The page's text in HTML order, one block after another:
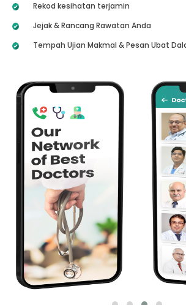
Rekod kesihatan terjamin
Jejak & Rancang Rawatan Anda
Tempah Ujian Makmal & Pesan Ubat